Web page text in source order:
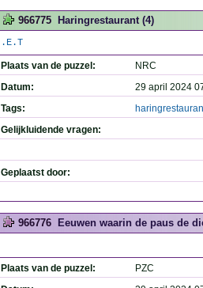
966775 Haringrestaurant (4)
.E.T
Plaats van de puzzel:
NRC
Datum:
29 april 2024
Tags:
Gelijkluidende vragen:
Geplaatst door:
966776 Eeuwen waarin de paus de
Plaats van de puzzel:
PZC